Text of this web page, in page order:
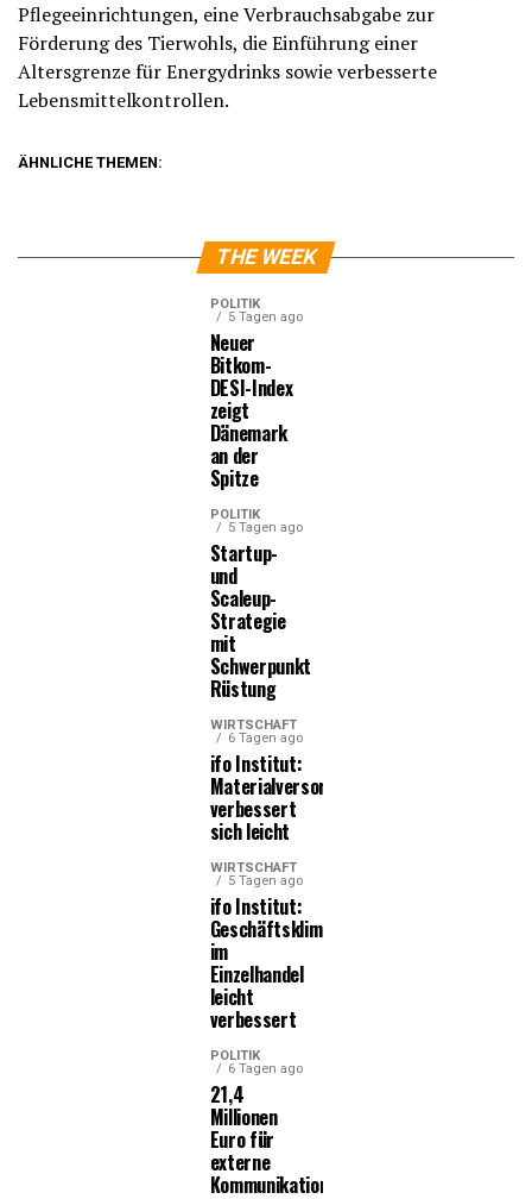
Pflegeeinrichtungen, eine Verbrauchsabgabe zur
Förderung des Tierwohls, die Einführung einer
Altersgrenze für Energydrinks sowie verbesserte
Lebensmittelkontrollen.
ÄHNLICHE THEMEN:
THE WEEK
POLITIK
5 Tagen ago
Neuer
Bitkom-
DESI-Index
zeigt
Dänemark
an der
Spitze
POLITIK
5 Tagen ago
Startup-
und
Scaleup-
Strategie
mit
Schwerpunkt
Rüstung
WIRTSCHAFT
6 Tagen ago
ifo Institut:
Materialversorgung
verbessert
sich leicht
WIRTSCHAFT
5 Tagen ago
ifo Institut:
Geschäftsklima
im
Einzelhandel
leicht
verbessert
POLITIK
6 Tagen ago
21,4
Millionen
Euro für
externe
Kommunikationsleistungen